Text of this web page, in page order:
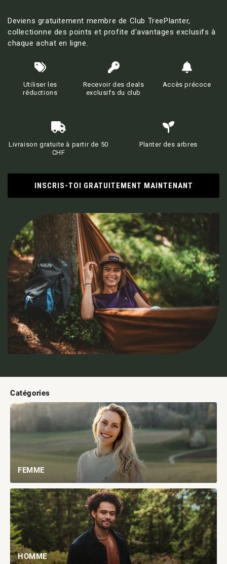
Deviens gratuitement membre de Club TreePlanter,
collectionne des points et profite d'avantages exclusifs à
chaque achat en ligne.
Utiliser les
réductions
Recevoir des deals
exclusifs du club
Accès précoce
Livraison gratuite à partir de 50
CHF
Planter des arbres
INSCRIS-TOI GRATUITEMENT MAINTENANT
Catégories
FEMME
HOMME